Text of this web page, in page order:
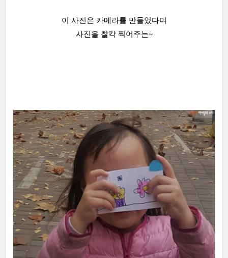
이 사진은 카메라를 만들었다며
사진을 찰칵 찍어주는~